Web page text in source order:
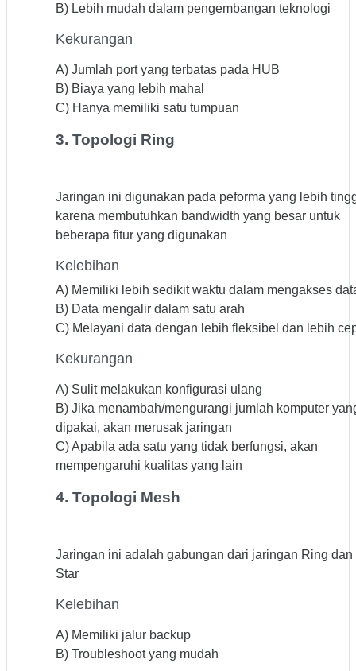
B) Lebih mudah dalam pengembangan teknologi
Kekurangan
A) Jumlah port yang terbatas pada HUB
B) Biaya yang lebih mahal
C) Hanya memiliki satu tumpuan
3. Topologi Ring
Jaringan ini digunakan pada peforma yang lebih
karena membutuhkan bandwidth yang besar untuk
beberapa fitur yang digunakan
Kelebihan
A) Memiliki lebih sedikit waktu dalam mengakses
B) Data mengalir dalam satu arah
C) Melayani data dengan lebih fleksibel dan lebih
Kekurangan
A) Sulit melakukan konfigurasi ulang
B) Jika menambah/mengurangi jumlah komputer
dipakai, akan merusak jaringan
C) Apabila ada satu yang tidak berfungsi, akan
mempengaruhi kualitas yang lain
4. Topologi Mesh
Jaringan ini adalah gabungan dari jaringan Ring dan
Star
Kelebihan
A) Memiliki jalur backup
B) Troubleshoot yang mudah